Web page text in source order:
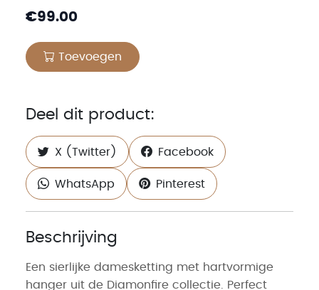
€99.00
Toevoegen
Deel dit product:
X (Twitter) Facebook
WhatsApp Pinterest
Beschrijving
Een sierlijke damesketting met hartvormige
hanger uit de Diamonfire collectie. Perfect